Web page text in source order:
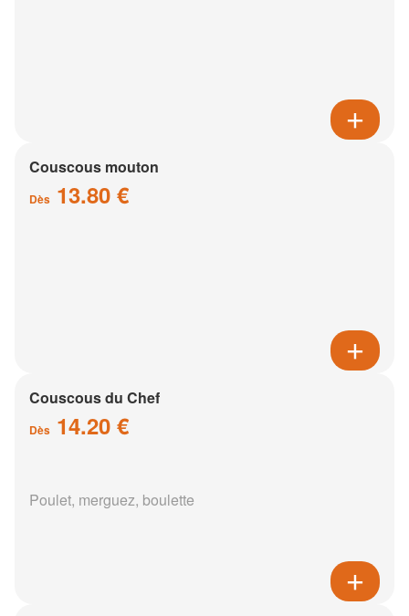
Couscous mouton
Dès 13.80 €
Couscous du Chef
Dès 14.20 €
Poulet, merguez, boulette